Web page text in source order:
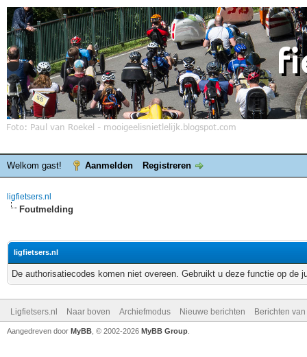
Welkom gast! Aanmelden Registreren
ligfietsers.nl
Foutmelding
ligfietsers.nl
De authorisatiecodes komen niet overeen. Gebruikt u deze functie op de
Ligfietsers.nl Naar boven Archiefmodus Nieuwe berichten Berichten
Aangedreven door MyBB , © 2002-2026 MyBB Group